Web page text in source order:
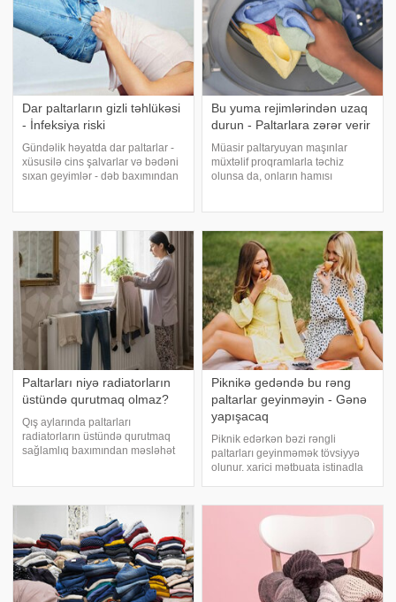
Dar paltarların gizli təhlükəsi
- İnfeksiya riski
Gündəlik həyatda dar paltarlar -
xüsusilə cins şalvarlar və bədəni
sıxan geyimlər - dəb baxımından
bildirir ki, bu cür geyimlə
Bu yuma rejimlərindən uzaq
durun - Paltarlara zərər verir
Müasir paltaryuyan maşınlar
müxtəlif proqramlarla təchiz
olunsa da, onların hamısı
keyfiyyətini aşağı salır və ömrünü
qısaldır. xəbə
Paltarları niyə radiatorların
üstündə qurutmaq olmaz?
Qış aylarında paltarları
radiatorların üstündə qurutmaq
sağlamlıq baxımından məsləhət
evdə paltarların evin içində paltar
Piknikə gedəndə bu rəng
paltarlar geyinməyin - Gənə
yapışacaq
Piknik edərkən bəzi rəngli
paltarları geyinməmək tövsiyyə
olunur. xarici mətbuata istinadla
pikniklər və açıq hava tədbirlər